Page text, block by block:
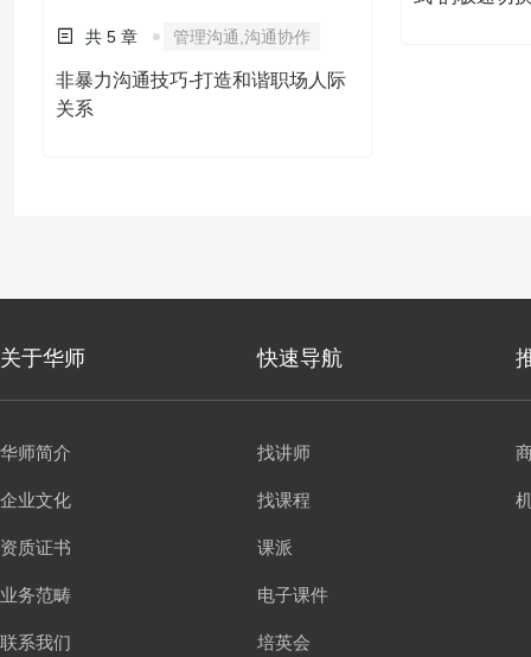
共 5 章 管理沟通,沟通协作
非暴力沟通技巧-打造和谐职场人际
关系
关于华师 快速导航
华师简介
企业文化
资质证书
业务范畴
联系我们
找讲师
找课程
课派
电子课件
培英会